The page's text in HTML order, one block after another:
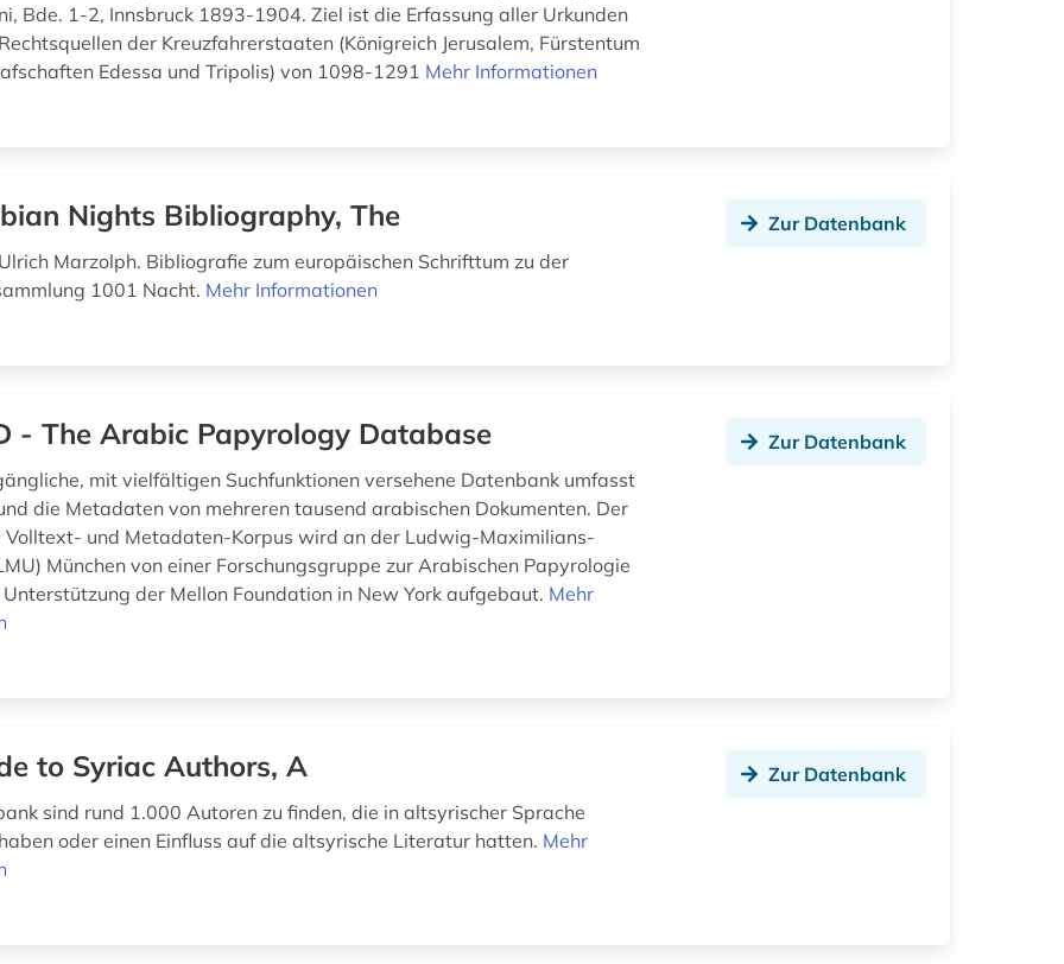
Bde. 1-2, Innsbruck 1893-1904. Ziel ist die Erfassung aller Urkunden
der Kreuzfahrerstaaten (Königreich Jerusalem, Fürstentum
Edessa und Tripolis) von 1098-1291 Mehr Informationen
Nights Bibliography, The
Marzolph. Bibliografie zum europäischen Schrifttum zu der
1001 Nacht. Mehr Informationen
Zur Datenbank
- The Arabic Papyrology Database
mit vielfältigen Suchfunktionen versehene Datenbank umfasst
die Metadaten von mehreren tausend arabischen Dokumenten. Der
Volltext- und Metadaten-Korpus wird an der Ludwig-Maximilians-
München von einer Forschungsgruppe zur Arabischen Papyrologie
der Mellon Foundation in New York aufgebaut. Mehr
Zur Datenbank
to Syriac Authors, A
sind rund 1.000 Autoren zu finden, die in altsyrischer Sprache
oder einen Einfluss auf die altsyrische Literatur hatten. Mehr
Zur Datenbank